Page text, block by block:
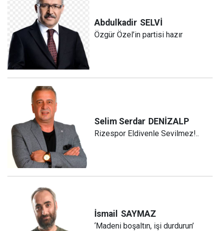
Abdulkadir SELVİ
Özgür Özel’in partisi hazır
Selim Serdar DENİZALP
Rizespor Eldivenle Sevilmez!..
İsmail SAYMAZ
‘Madeni boşaltın, işi durdurun’